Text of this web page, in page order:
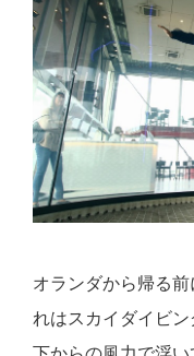
オランダから帰る
れはスカイダイビン